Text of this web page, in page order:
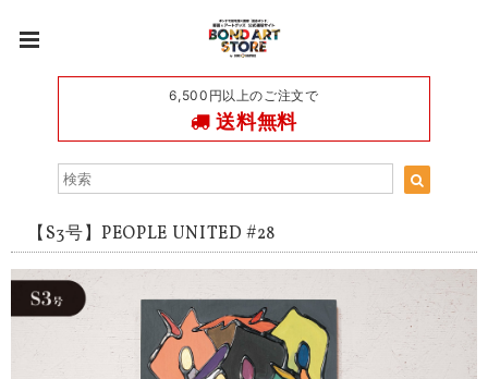
6,500円以上のご注文で
送料無料
【S3号】PEOPLE UNITED #28